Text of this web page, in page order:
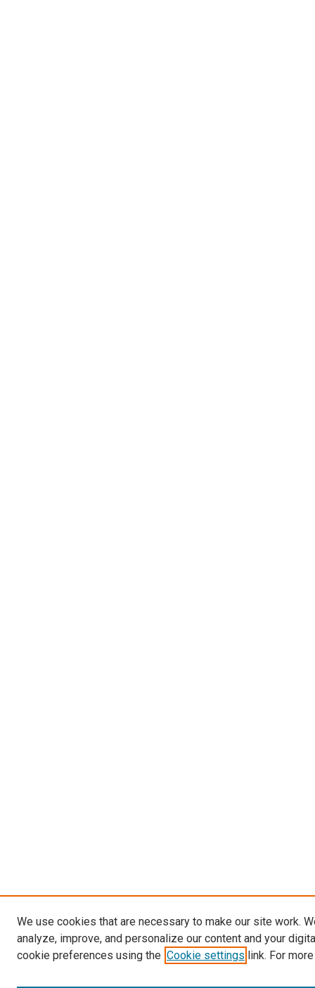
We use cookies that are necessary to make our site work.
analyze, improve, and personalize our content and your
cookie preferences using the Cookie settings link. For